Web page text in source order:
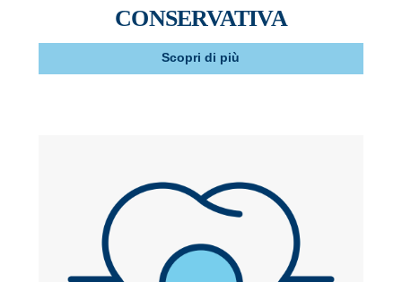
CONSERVATIVA
Scopri di più